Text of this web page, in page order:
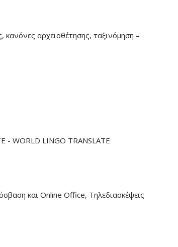
αρχειοθέτησης, ταξινόμηση –
- WORLD LINGO TRANSLATE
και Online Office, Τηλεδιασκέψεις